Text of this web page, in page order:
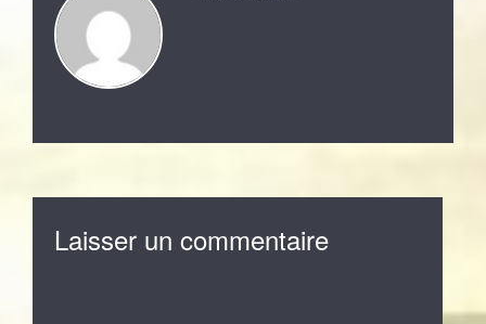
Laisser un commentaire